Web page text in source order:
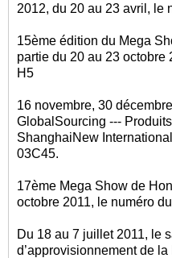
2012, du 20 au 23 avril, le
15ème édition du Mega
partie du 20 au 23 octobre
H5
16 novembre, 30
GlobalSourcing ---
ShanghaiNew
03C45.
17ème Mega Show de
octobre 2011, le numéro
Du 18 au 7 juillet 2011, le
d’approvisionnement de